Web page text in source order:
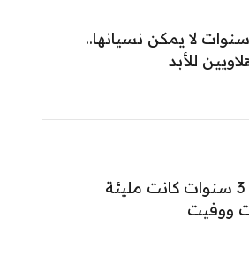
شكرًا رياض محرز 3 سنوات لا يمكن نسيانها..
للأبد
شكرًا فرانك كيسييه 3 سنوات كانت مليئة
ووفيت